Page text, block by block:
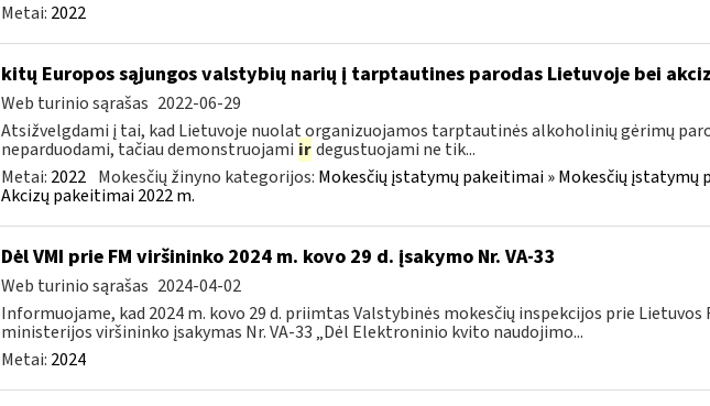
Metai: 2022
kitų Europos sąjungos valstybių narių į tarptautines parodas Lietuvoje bei
Web turinio sąrašas 2022-06-29
Atsižvelgdami į tai, kad Lietuvoje nuolat organizuojamos tarptautinės alkoholinių gėrimų
neparduodami, tačiau demonstruojami ir degustuojami ne tik...
Metai: 2022 Mokesčių žinyno kategorijos: Mokesčių įstatymų pakeitimai » Mokesčių įstatymų
Akcizų pakeitimai 2022 m.
Dėl VMI prie FM viršininko 2024 m. kovo 29 d. įsakymo Nr. VA-33
Web turinio sąrašas 2024-04-02
Informuojame, kad 2024 m. kovo 29 d. priimtas Valstybinės mokesčių inspekcijos prie Lietuvos
ministerijos viršininko įsakymas Nr. VA-33 „Dėl Elektroninio kvito naudojimo...
Metai: 2024